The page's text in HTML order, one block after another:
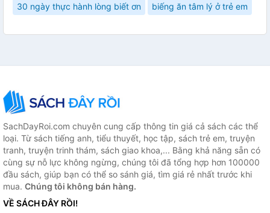
30 ngày thực hành lòng biết ơn biếng ăn tâm lý ở trẻ em
SachDayRoi.com chuyên cung cấp thông tin giá cả sách các thể
loại. Từ sách tiếng anh, tiểu thuyết, học tập, sách trẻ em, truyện
tranh, truyện trinh thám, sách giao khoa,... Bằng khả năng sẵn có
cùng sự nỗ lực không ngừng, chúng tôi đã tổng hợp hơn 100000
đầu sách, giúp bạn có thể so sánh giá, tìm giá rẻ nhất trước khi
mua. Chúng tôi không bán hàng.
VỀ SÁCH ĐÂY RỒI!